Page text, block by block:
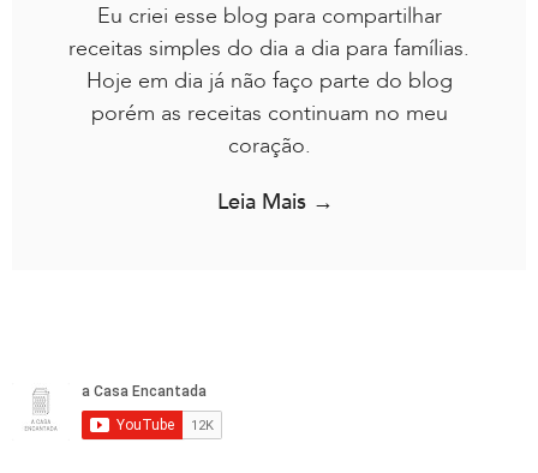
Eu criei esse blog para compartilhar
receitas simples do dia a dia para famílias.
Hoje em dia já não faço parte do blog
porém as receitas continuam no meu
coração.
Leia Mais →